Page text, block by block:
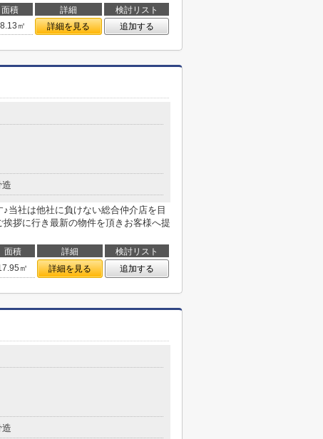
面積 詳細
検討リスト
㎡ 詳細を見る 追加する
造
当社は他社に負けない総合仲介店を目
拶に行き最新の物件を頂きお客様へ提
面積 詳細
検討リスト
㎡ 詳細を見る 追加する
造